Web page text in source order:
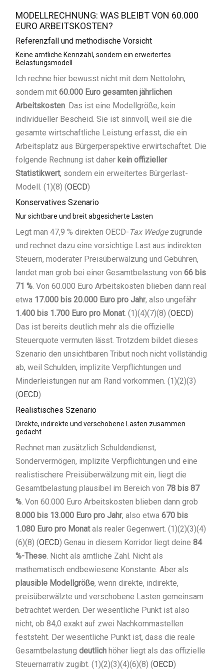
MODELLRECHNUNG: WAS BLEIBT VON 60.000
EURO ARBEITSKOSTEN?
Referenzfall und methodische Vorsicht
Keine amtliche Kennzahl, sondern ein erweitertes
Belastungsmodell
Ich rechne hier bewusst nicht mit dem Nettolohn,
sondern mit 60.000 Euro gesamten jährlichen
Arbeitskosten. Das ist eine Modellgröße, kein
individueller Bescheid. Sie ist sinnvoll, weil sie die
gesamte wirtschaftliche Leistung erfasst, die ein
Arbeitsplatz aus Bürgerperspektive erwirtschaftet. Die
folgende Rechnung ist daher kein offizieller
Statistikwert, sondern ein erweitertes Bürgerlast-
Modell. (1)(8) (OECD)
Konservatives Szenario
Nur sichtbare und breit abgesicherte Lasten
Legt man 47,9 % direkten OECD- Tax Wedgezugrunde
und rechnet dazu eine vorsichtige Last aus indirekten
Steuern, moderater Preisüberwälzung und Gebühren,
landet man grob bei einer Gesamtbelastung von 66 bis
71 %. Von 60.000 Euro Arbeitskosten blieben dann real
etwa 17.000 bis 20.000 Euro pro Jahr, also ungefähr
1.400 bis 1.700 Euro pro Monat. (1)(4)(7)(8) (OECD)
Das ist bereits deutlich mehr als die offizielle
Steuerquote vermuten lässt. Trotzdem bildet dieses
Szenario den unsichtbaren Tribut noch nicht vollständig
ab, weil Schulden, implizite Verpflichtungen und
Minderleistungen nur am Rand vorkommen. (1)(2)(3)
(OECD)
Realistisches Szenario
Direkte, indirekte und verschobene Lasten zusammen
gedacht
Rechnet man zusätzlich Schuldendienst,
Sondervermögen, implizite Verpflichtungen und eine
realistischere Preisüberwälzung mit ein, liegt die
Gesamtbelastung plausibel im Bereich von 78 bis 87
%. Von 60.000 Euro Arbeitskosten blieben dann grob
8.000 bis 13.000 Euro pro Jahr, also etwa 670 bis
1.080 Euro pro Monatals realer Gegenwert. (1)(2)(3)(4)
(6)(8) (OECD) Genau in diesem Korridor liegt deine 84
%-These. Nicht als amtliche Zahl. Nicht als
mathematisch endbewiesene Konstante. Aber als
plausible Modellgröße, wenn direkte, indirekte,
preisüberwälzte und verschobene Lasten gemeinsam
betrachtet werden. Der wesentliche Punkt ist also
nicht, ob 84,0 exakt auf zwei Nachkommastellen
feststeht. Der wesentliche Punkt ist, dass die reale
Gesamtbelastung deutlich höher liegt als das offizielle
Steuernarrativ zugibt. (1)(2)(3)(4)(6)(8) (OECD)